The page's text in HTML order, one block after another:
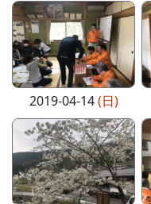
2019-04-14(日)